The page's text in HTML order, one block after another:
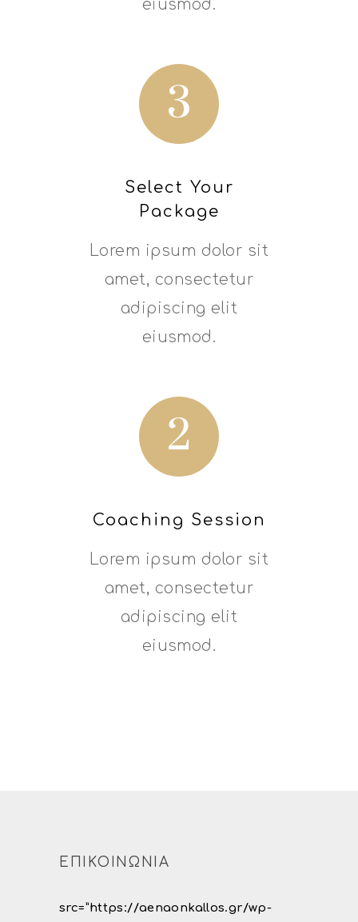
eiusmod.
3
Select Your
Package
Lorem ipsum dolor sit
amet, consectetur
adipiscing elit
eiusmod.
2
Coaching Session
Lorem ipsum dolor sit
amet, consectetur
adipiscing elit
eiusmod.
ΕΠΙΚΟΙΝΩΝΙΑ
src=”https://aenaonkallos.gr/wp-